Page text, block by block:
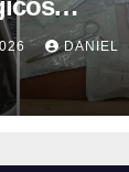
em
superam
DANIEL